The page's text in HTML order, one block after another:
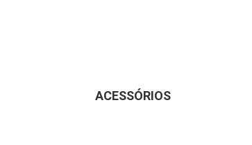
ACESSÓRIOS